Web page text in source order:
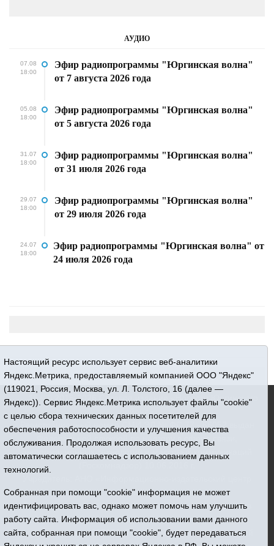
АУДИО
07.08
18:00
Эфир радиопрограммы "Юргинская волна"
от 7 августа 2026 года
05.08
18:00
Эфир радиопрограммы "Юргинская волна"
от 5 августа 2026 года
31.07
18:00
Эфир радиопрограммы "Юргинская волна"
от 31 июля 2026 года
29.07
18:00
Эфир радиопрограммы "Юргинская волна"
от 29 июля 2026 года
24.07
18:00
Эфир радиопрограммы "Юргинская волна" от
24 июля 2026 года
16+ © 2015-2026 Сетевое издание «Новости Юргинского
Регистрационный номер СМИ ЭЛ № ФС 77 - 66052 выдан
Федеральной службой по надзору в сфере связи,
«Призыв»
Все права защищены © При использовании материалов
ссылка обязательна
Адрес редакции: 627250, Тюменская область, Юргинский
Настоящий ресурс использует сервис веб-аналитики
Яндекс.Метрика, предоставляемый компанией ООО "Яндекс"
(119021, Россия, Москва, ул. Л. Толстого, 16 (далее —
Яндекс)). Сервис Яндекс.Метрика использует файлы "cookie"
с целью сбора технических данных посетителей для
обеспечения работоспособности и улучшения качества
обслуживания. Продолжая использовать ресурс, Вы
автоматически соглашаетесь с использованием данных
технологий.
Собранная при помощи "cookie" информация не может
идентифицировать вас, однако может помочь нам улучшить
работу сайта. Информация об использовании вами данного
сайта, собранная при помощи "cookie", будет передаваться